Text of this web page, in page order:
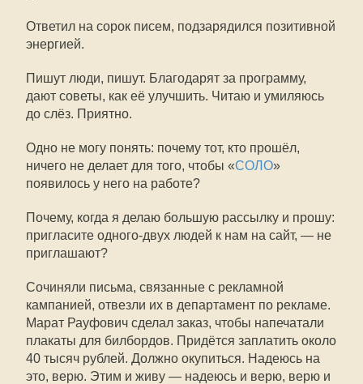
Ответил на сорок писем, подзарядился позитивной
энергией.
Пишут люди, пишут. Благодарят за программу,
дают советы, как её улучшить. Читаю и умиляюсь
до слёз. Приятно.
Одно не могу понять: почему тот, кто прошёл,
ничего не делает для того, чтобы «СОЛО»
появилось у него на работе?
Почему, когда я делаю большую рассылку и прошу:
пригласите одного-двух людей к нам на сайт, — не
приглашают?
Сочиняли письма, связанные с рекламной
кампанией, отвезли их в департамент по рекламе.
Марат Рауфович сделал заказ, чтобы напечатали
плакаты для билбордов. Придётся заплатить около
40 тысяч рублей. Должно окупиться. Надеюсь на
это, верю. Этим и живу — надеюсь и верю, верю и